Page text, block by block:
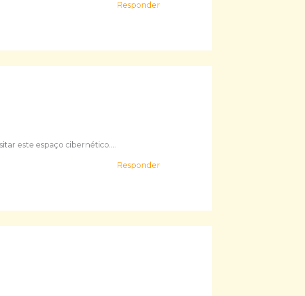
Responder
este espaço cibernético….
Responder